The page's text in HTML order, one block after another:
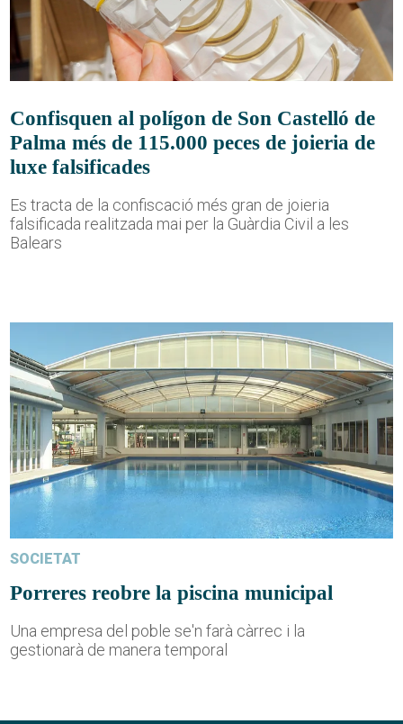
Confisquen al polígon de Son Castelló de
Palma més de 115.000 peces de joieria de
luxe falsificades
Es tracta de la confiscació més gran de joieria
falsificada realitzada mai per la Guàrdia Civil a les
Balears
SOCIETAT
Porreres reobre la piscina municipal
Una empresa del poble se'n farà càrrec i la
gestionarà de manera temporal